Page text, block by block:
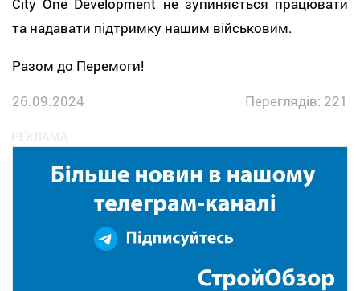
та надавати підтримку нашим військовим.
Разом до Перемоги!
26.09.2024
Переглядів: 221